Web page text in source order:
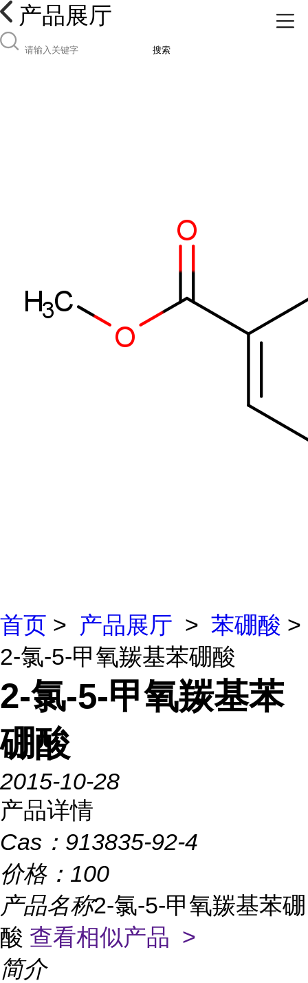
产品展厅
搜索
首页 > 产品展厅 > 苯硼酸 >
2-氯-5-甲氧羰基苯硼酸
2-氯-5-甲氧羰基苯
硼酸
2015-10-28
产品详情
Cas： 913835-92-4
价格： 100
产品名称2-氯-5-甲氧羰基苯硼
酸 查看相似产品 >
简介